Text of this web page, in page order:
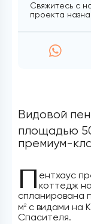
Видовой
площадью
премиум-
П ентхаус
коттедж
спланирована
м2
с видами на
Спасителя.
Свяжитесь с
проекта